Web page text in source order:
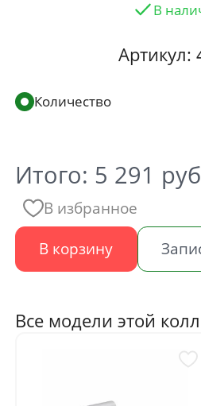
В
Артикул:
Итого: 5 291
В избранное
В корзину
Все модели этой